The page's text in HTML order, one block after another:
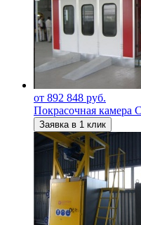
от 892 848 руб.
Покрасочная камера
Заявка в 1 клик